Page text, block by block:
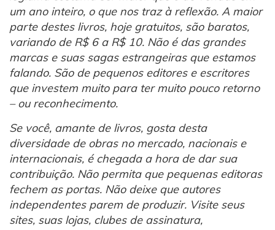
um ano inteiro, o que nos traz à reflexão. A maior
parte destes livros, hoje gratuitos, são baratos,
variando de R$ 6 a R$ 10. Não é das grandes
marcas e suas sagas estrangeiras que estamos
falando. São de pequenos editores e escritores
que investem muito para ter muito pouco retorno
– ou reconhecimento.
Se você, amante de livros, gosta desta
diversidade de obras no mercado, nacionais e
internacionais, é chegada a hora de dar sua
contribuição. Não permita que pequenas editoras
fechem as portas. Não deixe que autores
independentes parem de produzir. Visite seus
sites, suas lojas, clubes de assinatura,